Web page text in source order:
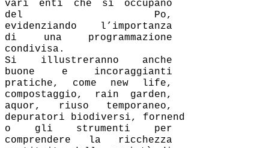
vari enti che si occupano
del Po,
evidenziando l’importanza
di una programmazione
condivisa.
Si illustreranno anche
buone e incoraggianti
pratiche, come new life,
compostaggio, rain garden,
aquor, riuso temporaneo,
depuratori biodiversi, fornend
o gli strumenti per
comprendere la ricchezza